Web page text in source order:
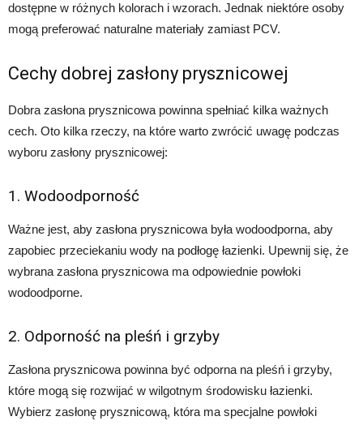
dostępne w różnych kolorach i wzorach. Jednak niektóre osoby
mogą preferować naturalne materiały zamiast PCV.
Cechy dobrej zasłony prysznicowej
Dobra zasłona prysznicowa powinna spełniać kilka ważnych
cech. Oto kilka rzeczy, na które warto zwrócić uwagę podczas
wyboru zasłony prysznicowej:
1. Wodoodporność
Ważne jest, aby zasłona prysznicowa była wodoodporna, aby
zapobiec przeciekaniu wody na podłogę łazienki. Upewnij się, że
wybrana zasłona prysznicowa ma odpowiednie powłoki
wodoodporne.
2. Odporność na pleśń i grzyby
Zasłona prysznicowa powinna być odporna na pleśń i grzyby,
które mogą się rozwijać w wilgotnym środowisku łazienki.
Wybierz zasłonę prysznicową, która ma specjalne powłoki